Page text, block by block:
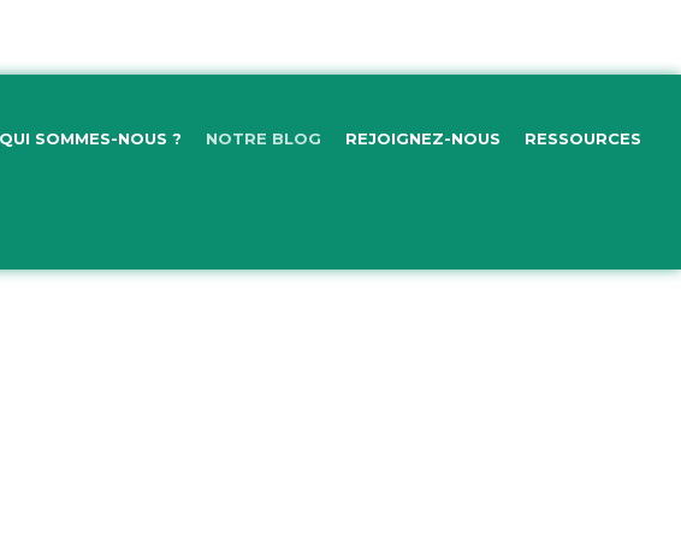
QUI SOMMES-NOUS ? NOTRE BLOG REJOIGNEZ-NOUS RESSOURCES